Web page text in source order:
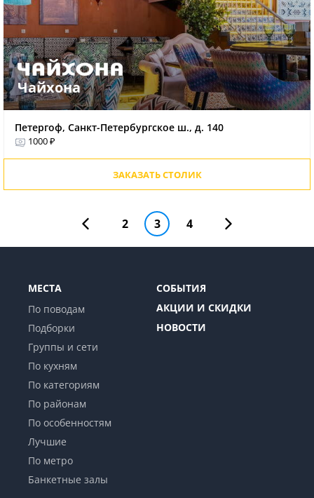
Чайхона
Петергоф, Санкт-Петербургское ш., д. 140
1000 ₽
ЗАКАЗАТЬ СТОЛИК
2 3 4
МЕСТА
По поводам
Подборки
Группы и сети
По кухням
По категориям
По районам
По особенностям
Лучшие
По метро
Банкетные залы
СОБЫТИЯ
АКЦИИ И СКИДКИ
НОВОСТИ